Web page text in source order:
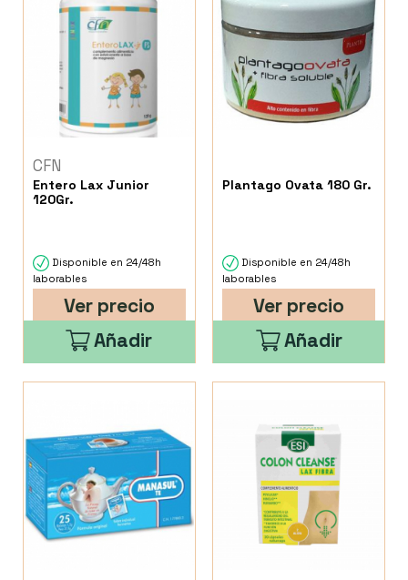
CFN
Entero Lax Junior
120Gr.
Disponible en 24/48h
laborables
Ver precio
Añadir
Plantago Ovata 180 Gr.
Disponible en 24/48h
laborables
Ver precio
Añadir